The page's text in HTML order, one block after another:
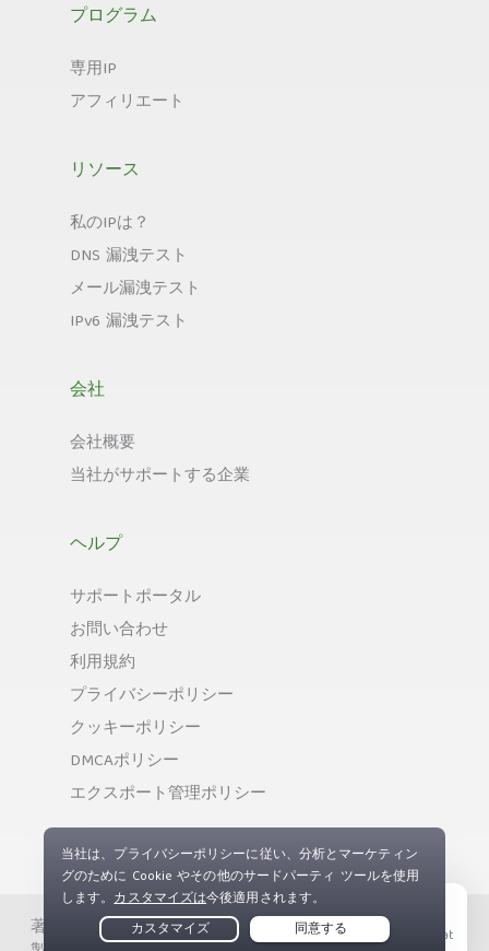
プログラム
専用IP
アフィリエート
リソース
私のIPは？
DNS 漏洩テスト
メール漏洩テスト
IPv6 漏洩テスト
会社
会社概要
当社がサポートする企業
ヘルプ
サポートポータル
お問い合わせ
利用規約
プライバシーポリシー
クッキーポリシー
DMCAポリシー
エクスポート管理ポリシー
著作権 © Private Internet Access, Inc. 無断複写、無断複Live Chat